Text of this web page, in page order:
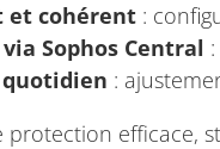
et cohérent :
Sophos Central
:
protection efficace,